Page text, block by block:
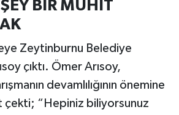
BİR MUHİT
Zeytinburnu Belediye
çıktı. Ömer Arısoy,
devamlılığının önemine
çekti; “Hepiniz biliyorsunuz